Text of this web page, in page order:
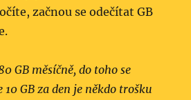
začnou se odečítat GB
GB měsíčně, do toho se
10 GB za den je někdo trošku